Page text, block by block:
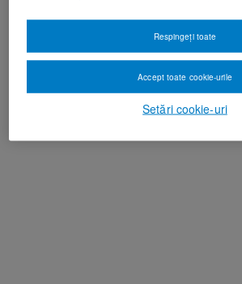
Setări cookie-uri
Respingeți toate
Accept toate cookie-urile